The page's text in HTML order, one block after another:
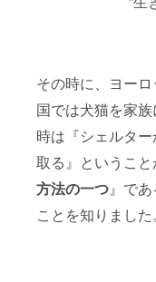
その時に、ヨー
国では犬猫を家
時は『シェルター
取る』ということ
方法の一つ』で
ことを知りました